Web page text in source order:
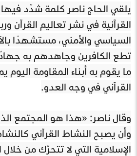
يلقي الحاج ناصر كلمة شدّد
القرآنية في نشر تعاليم القرآن
السياسي والأمني، مستشهدًا
تطع الكافرين وجاهدهم به جهادًا
ما يقوم به أبناء المقاومة
القرآني في وجه العدو.
وقال ناصر: «هذا هو المجتمع
وأن يصبح النشاط القرآني
الإسلامية التي لا تتحرّك من خلال